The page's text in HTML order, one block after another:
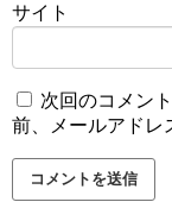
サイト
次回のコメン
前、メールアドレ